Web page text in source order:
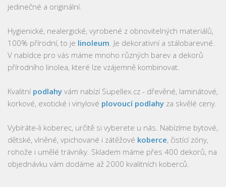
jedinečné a originální.
Hygienické, nealergické, vyrobené z obnovitelných materiálů,
100% přírodní, to je linoleum . Je dekorativní a stálobarevné.
V nabídce pro vás máme mnoho různých barev a dekorů
přírodního linolea, které lze vzájemně kombinovat.
Kvalitní podlahy vám nabízí Supellex.cz - dřevěné, laminátové,
korkové, exotické i vinylové plovoucí podlahy za skvělé ceny.
Vybíráte-li koberec, určitě si vyberete u nás. Nabízíme bytové,
dětské, vlněné, vpichované i zátěžové koberce, čistící zóny,
rohože i umělé trávníky. Skladem máme přes 400 dekorů, na
objednávku vám dodáme až 2000 kvalitních koberců.